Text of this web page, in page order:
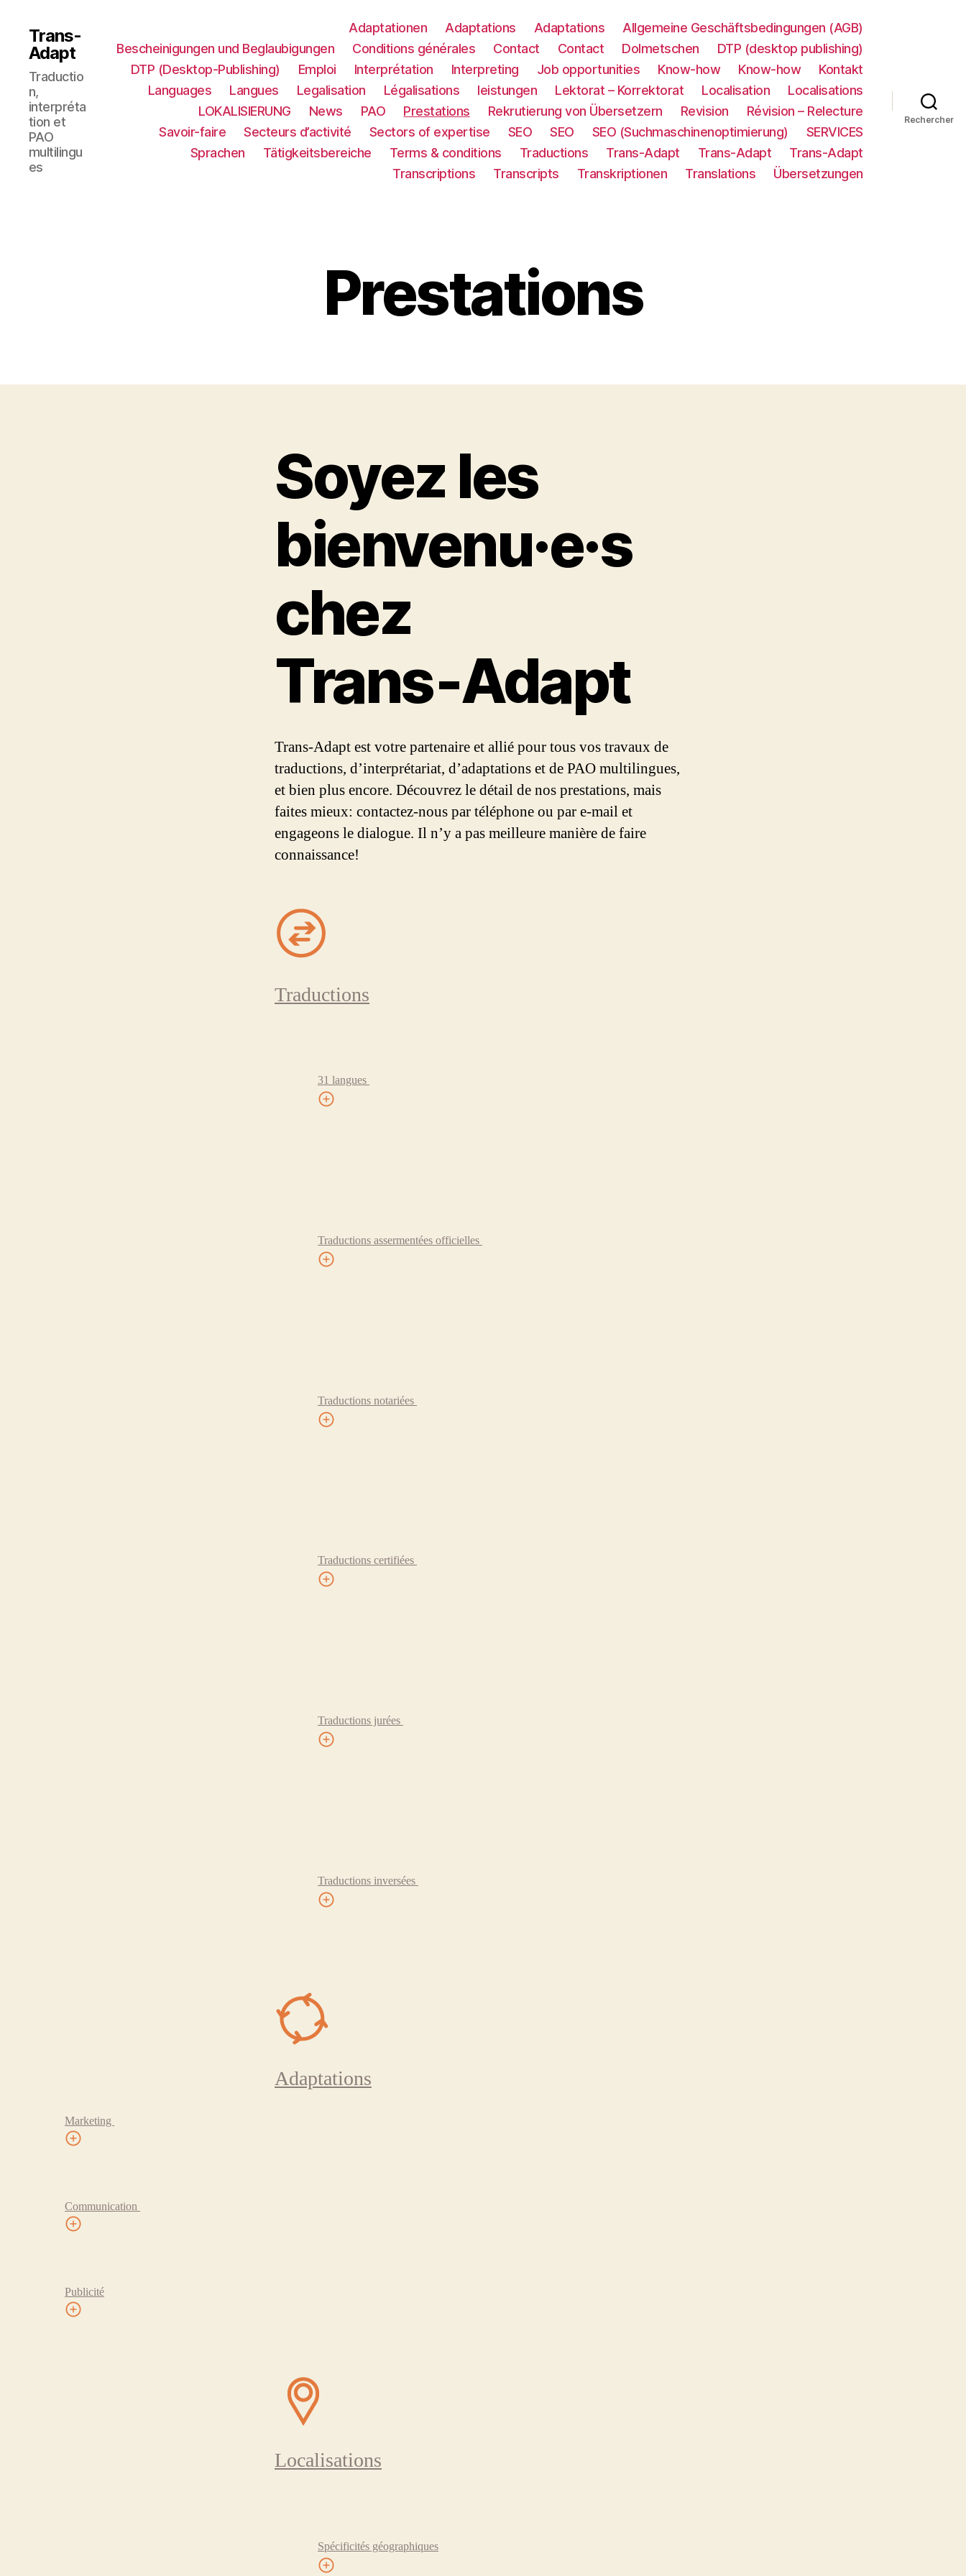
Trans-
Adapt
Traductio
n,
interpréta
tion et
PAO
multilingu
es
Adaptationen Adaptations Adaptations
Allgemeine Geschäftsbedingungen (AGB)
Bescheinigungen und Beglaubigungen
Conditions générales Contact Contact Dolmetschen
DTP (desktop publishing)
DTP (Desktop-Publishing)
Emploi Interprétation Interpreting Job opportunities Know-how Know-how
Kontakt
Languages
Langues Legalisation Légalisations leistungen Lektorat – Korrektorat Localisation
Localisations
LOKALISIERUNG​
News PAO Prestations Rekrutierung von Übersetzern Revision
Révision – Relecture
Savoir-faire
Secteurs d’activité Sectors of expertise SEO SEO SEO (Suchmaschinenoptimierung)
SERVICES
Sprachen
Tätigkeitsbereiche Terms & conditions Traductions Trans-Adapt Trans-Adapt
Trans-Adapt
Transcriptions
Transcripts Transkriptionen Translations Übersetzungen
Rechercher
Prestations
Soyez les
bienvenu·e·s
chez
Trans‑Adapt
Trans-Adapt est votre partenaire et allié pour tous vos travaux de
traductions, d’interprétariat, d’adaptations et de PAO multilingues,
et bien plus encore. Découvrez le détail de nos prestations, mais
faites mieux: contactez-nous par téléphone ou par e-mail et
engageons le dialogue. Il n’y a pas meilleure manière de faire
connaissance!
Traductions
31 langues
Traductions assermentées officielles
Traductions notariées
Traductions certifiées
Traductions jurées
Traductions inversées
Adaptations
Marketing
Communication
Publicité
Localisations
Spécificités géographiques